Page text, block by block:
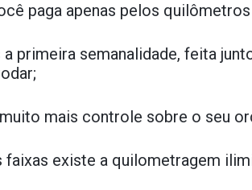
paga apenas pelos
a primeira semanalidade, feita
mais controle sobre o seu
faixas existe a quilometragem